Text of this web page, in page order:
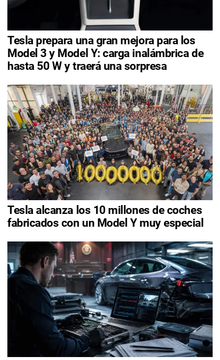
Tesla prepara una gran mejora para los
Model 3 y Model Y: carga inalámbrica de
hasta 50 W y traerá una sorpresa
Tesla alcanza los 10 millones de coches
fabricados con un Model Y muy especial